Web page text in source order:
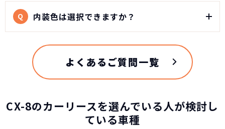
Q 内装色は選択できますか？
よくあるご質問一覧
CX-8のカーリースを選んでいる人が検討し
ている車種